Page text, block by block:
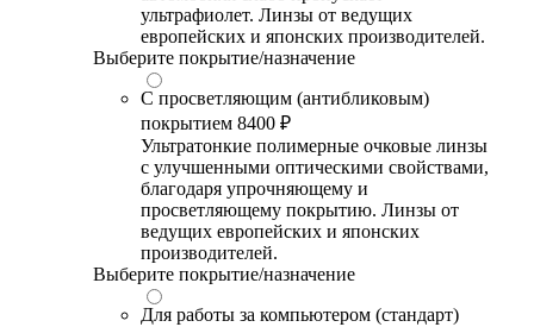
ультрафиолет. Линзы от ведущих
европейских и японских производителей.
Выберите покрытие/назначение
С просветляющим (антибликовым)
покрытием 8400 ₽
Ультратонкие полимерные очковые линзы
с улучшенными оптическими свойствами,
благодаря упрочняющему и
просветляющему покрытию. Линзы от
ведущих европейских и японских
производителей.
Выберите покрытие/назначение
Для работы за компьютером (стандарт)